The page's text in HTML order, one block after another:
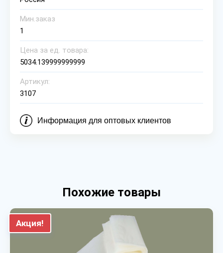
Мин.заказ
1
Цена за ед. товара:
5034.139999999999
Артикул:
3107
Информация для оптовых клиентов
Похожие товары
Акция!